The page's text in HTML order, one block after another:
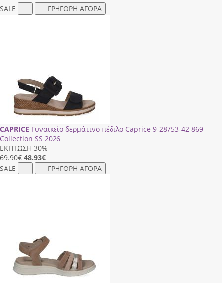
SALE
ΓΡΗΓΟΡΗ ΑΓΟΡΑ
CAPRICE Γυναικείο δερμάτινο πέδιλο Caprice 9-28753-42 869
Collection SS 2026
ΕΚΠΤΩΣΗ 30%
69.90€ 48.93€
SALE
ΓΡΗΓΟΡΗ ΑΓΟΡΑ